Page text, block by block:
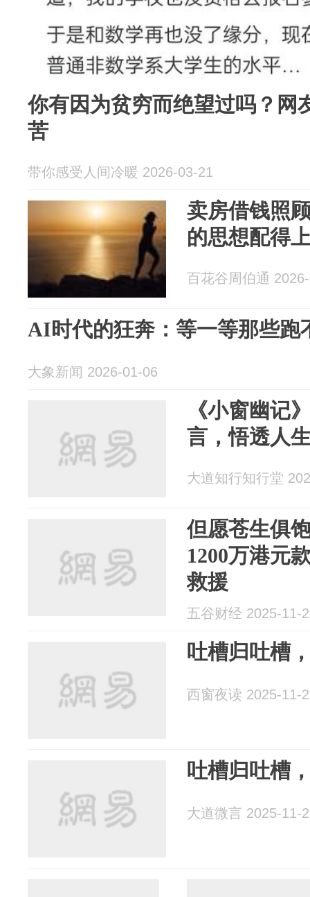
你有因为贫穷而绝望过吗？网
苦
带你感受人间冷暖 2026-03-21
卖房借钱照
的思想配得
百花谷周伯通
AI时代的狂奔：等一等那些跑
大象新闻 2026-01-06
《小窗幽记
言，悟透人
大道知行知行堂
但愿苍生俱
1200万港元
救援
五谷财经 2025-11-
吐槽归吐槽
西窗夜读 2025-11-
吐槽归吐槽
大道微言 2025-11-